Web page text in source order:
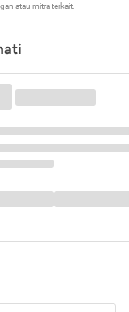
atau mitra terkait.